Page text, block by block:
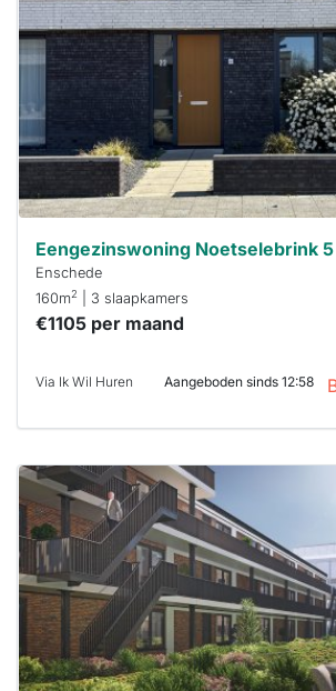
Om kans te
maken moet je
binnen 15
minuten
reageren.
Stekkies helpt
Eengezinswoning Noetselebrink 5
Enschede
160m2 | 3 slaapkamers
€1105 per maand
Via Ik Wil Huren Aangeboden sinds 12:58
Deze woning
waarschijnlijk
al verhuurd
Om kans te
maken moet je
binnen 15
minuten
reageren.
Stekkies helpt
je hierbij!